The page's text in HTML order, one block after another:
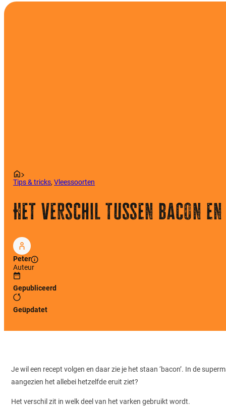
Tips & tricks,Vleessoorten
Het verschil tussen bacon
Peter
Auteur
Gepubliceerd
Geüpdatet
Je wil een recept volgen en daar zie je het staan ‘bacon’. In de
aangezien het allebei hetzelfde eruit ziet?
Het verschil zit in welk deel van het varken gebruikt wordt.